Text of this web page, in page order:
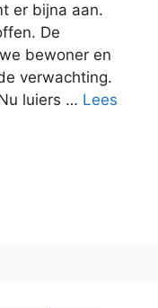
er bijna aan.
De
bewoner en
verwachting.
luiers … Lees